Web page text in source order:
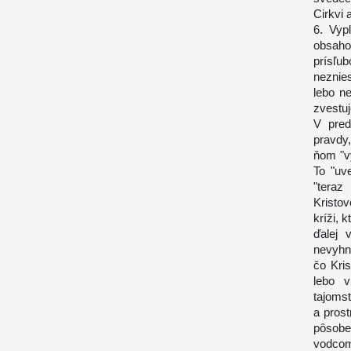
Cirkvi
6.
lebo
V
ňom
To
"teraz
kríži,
ďalej
čo
lebo
a